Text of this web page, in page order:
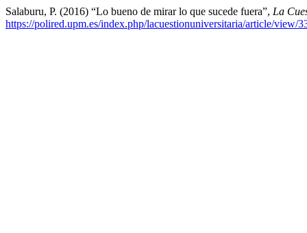
Salaburu, P. (2016) “Lo bueno de mirar lo que sucede fuera”, La
https://polired.upm.es/index.php/lacuestionuniversitaria/article/view/